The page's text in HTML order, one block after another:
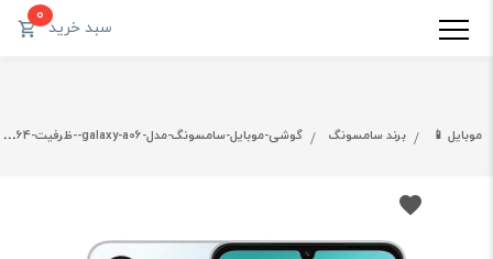
سبد خرید0
موبایل 📱 برند سامسونگ گوشی-موبایل-سامسونگ-مدل-galaxy-a06--ظرفیت-64-گیگابایت-و-رم-4-گیگابایت-(مشکی)